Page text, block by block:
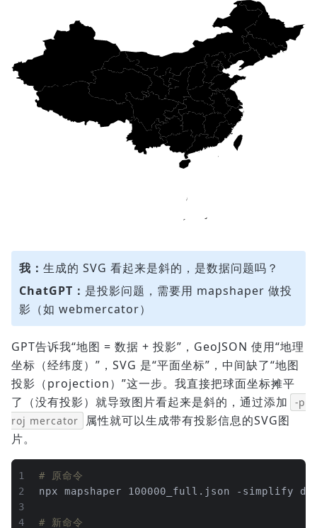
我： 生成的 SVG 看起来是斜的，是数据问题吗？
ChatGPT： 是投影问题，需要用 mapshaper 做投
影（如 webmercator）
GPT告诉我“地图 = 数据 + 投影”，GeoJSON 使用“地理
坐标（经纬度）”，SVG 是“平面坐标”，中间缺了“地图
投影（projection）”这一步。我直接把球面坐标摊平
了（没有投影）就导致图片看起来是斜的，通过添加
-p
roj mercator
属性就可以生成带有投影信息的SVG图
片。
1
2
3
4
# 原命令
npx mapshaper 100000_full.json -simplify
# 新命令